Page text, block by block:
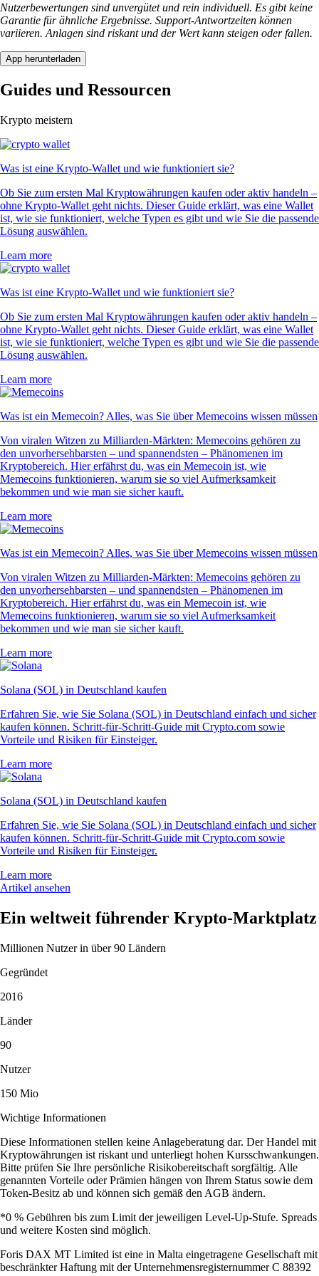
Nutzerbewertungen sind unvergütet und rein individuell. Es gibt keine
Garantie für ähnliche Ergebnisse. Support-Antwortzeiten können
variieren. Anlagen sind riskant und der Wert kann steigen oder fallen.
App herunterladen
Guides und Ressourcen
Krypto meistern
Was ist eine Krypto-Wallet und wie funktioniert sie?
Ob Sie zum ersten Mal Kryptowährungen kaufen oder aktiv handeln –
ohne Krypto-Wallet geht nichts. Dieser Guide erklärt, was eine Wallet
ist, wie sie funktioniert, welche Typen es gibt und wie Sie die passende
Lösung auswählen.
Learn more
Was ist eine Krypto-Wallet und wie funktioniert sie?
Ob Sie zum ersten Mal Kryptowährungen kaufen oder aktiv handeln –
ohne Krypto-Wallet geht nichts. Dieser Guide erklärt, was eine Wallet
ist, wie sie funktioniert, welche Typen es gibt und wie Sie die passende
Lösung auswählen.
Learn more
Was ist ein Memecoin? Alles, was Sie über Memecoins wissen müssen
Von viralen Witzen zu Milliarden-Märkten: Memecoins gehören zu
den unvorhersehbarsten – und spannendsten – Phänomenen im
Kryptobereich. Hier erfährst du, was ein Memecoin ist, wie
Memecoins funktionieren, warum sie so viel Aufmerksamkeit
bekommen und wie man sie sicher kauft.
Learn more
Was ist ein Memecoin? Alles, was Sie über Memecoins wissen müssen
Von viralen Witzen zu Milliarden-Märkten: Memecoins gehören zu
den unvorhersehbarsten – und spannendsten – Phänomenen im
Kryptobereich. Hier erfährst du, was ein Memecoin ist, wie
Memecoins funktionieren, warum sie so viel Aufmerksamkeit
bekommen und wie man sie sicher kauft.
Learn more
Solana (SOL) in Deutschland kaufen
Erfahren Sie, wie Sie Solana (SOL) in Deutschland einfach und sicher
kaufen können. Schritt-für-Schritt-Guide mit Crypto.com sowie
Vorteile und Risiken für Einsteiger.
Learn more
Solana (SOL) in Deutschland kaufen
Erfahren Sie, wie Sie Solana (SOL) in Deutschland einfach und sicher
kaufen können. Schritt-für-Schritt-Guide mit Crypto.com sowie
Vorteile und Risiken für Einsteiger.
Learn more
Artikel ansehen
Ein weltweit führender Krypto-Marktplatz
Millionen Nutzer in über 90 Ländern
Gegründet
2016
Länder
90
Nutzer
150 Mio
Wichtige Informationen
Diese Informationen stellen keine Anlageberatung dar. Der Handel mit
Kryptowährungen ist riskant und unterliegt hohen Kursschwankungen.
Bitte prüfen Sie Ihre persönliche Risikobereitschaft sorgfältig. Alle
genannten Vorteile oder Prämien hängen von Ihrem Status sowie dem
Token-Besitz ab und können sich gemäß den AGB ändern.
*0 % Gebühren bis zum Limit der jeweiligen Level-Up-Stufe. Spreads
und weitere Kosten sind möglich.
Foris DAX MT Limited ist eine in Malta eingetragene Gesellschaft mit
beschränkter Haftung mit der Unternehmensregisternummer C 88392